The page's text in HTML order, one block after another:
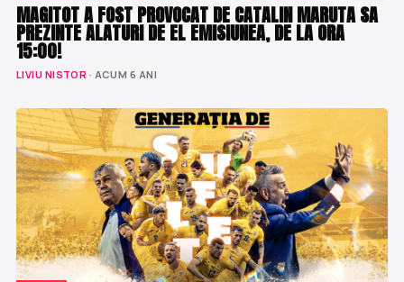
MAGITOT A FOST PROVOCAT DE CATALIN MARUTA SA
PREZINTE ALATURI DE EL EMISIUNEA, DE LA ORA
15:00!
LIVIU NISTOR · ACUM 6 ANI